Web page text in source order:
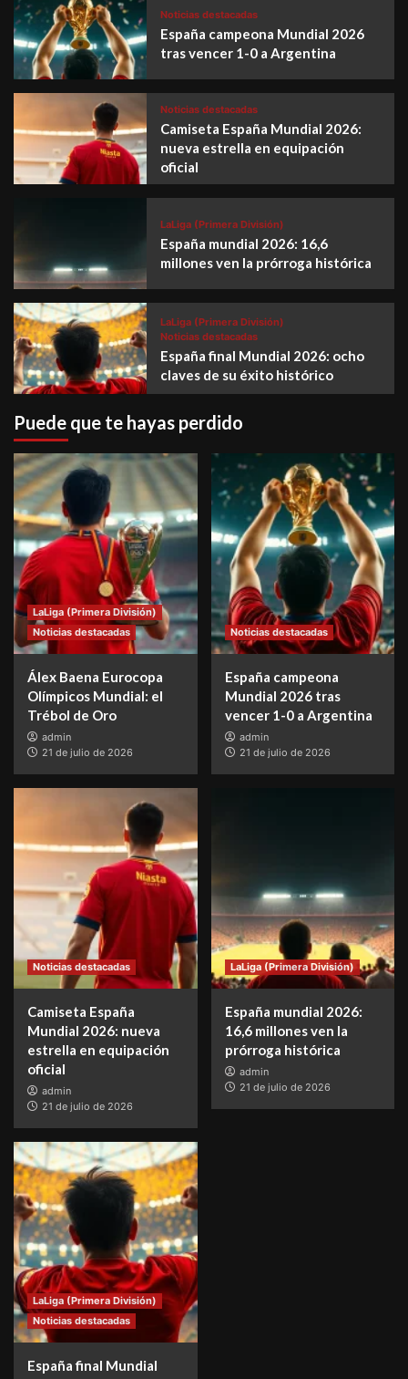
Noticias destacadas
España campeona Mundial 2026
tras vencer 1-0 a Argentina
Noticias destacadas
Camiseta España Mundial 2026:
nueva estrella en equipación
oficial
LaLiga (Primera División)
España mundial 2026: 16,6
millones ven la prórroga histórica
LaLiga (Primera División)
Noticias destacadas
España final Mundial 2026: ocho
claves de su éxito histórico
Puede que te hayas perdido
LaLiga (Primera División)
Noticias destacadas
Álex Baena Eurocopa
Olímpicos Mundial: el
Trébol de Oro
admin
21 de julio de 2026
Noticias destacadas
España campeona
Mundial 2026 tras
vencer 1-0 a Argentina
admin
21 de julio de 2026
Noticias destacadas
Camiseta España
Mundial 2026: nueva
estrella en equipación
oficial
admin
21 de julio de 2026
LaLiga (Primera División)
España mundial 2026:
16,6 millones ven la
prórroga histórica
admin
21 de julio de 2026
LaLiga (Primera División)
Noticias destacadas
España final Mundial